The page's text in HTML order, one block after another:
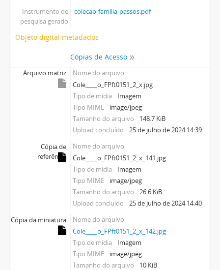
Instrumento de
pesquisa gerado
colecao-familia-passos.pdf
Objeto digital metadados
Cópias de Acesso
Arquivo matriz
Nome do arquivo
Cole____o_FPft0151_2_x.jpg
Tipo de mídia
Imagem
Tipo MIME
image/jpeg
Tamanho do arquivo
148.7 KiB
Upload concluído
25 de julho de 2024 14:39
Cópia de
referência
Nome do arquivo
Cole____o_FPft0151_2_x_141.jpg
Tipo de mídia
Imagem
Tipo MIME
image/jpeg
Tamanho do arquivo
26.6 KiB
Upload concluído
25 de julho de 2024 14:40
Cópia da miniatura
Nome do arquivo
Cole____o_FPft0151_2_x_142.jpg
Tipo de mídia
Imagem
Tipo MIME
image/jpeg
Tamanho do arquivo
10 KiB